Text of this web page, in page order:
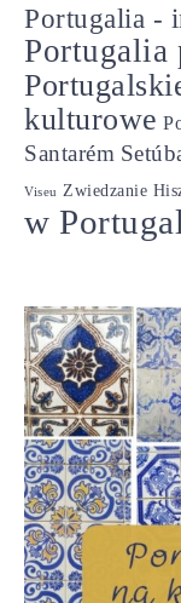
Portugalia -
Portugalia
kulturowe
Santarém
Viseu Zwiedzanie
w